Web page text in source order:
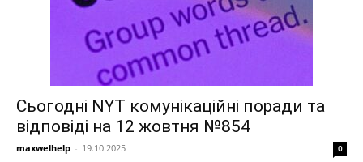
Сьогодні NYT комунікаційні поради та
відповіді на 12 жовтня №854
maxwelhelp - 19.10.2025 0